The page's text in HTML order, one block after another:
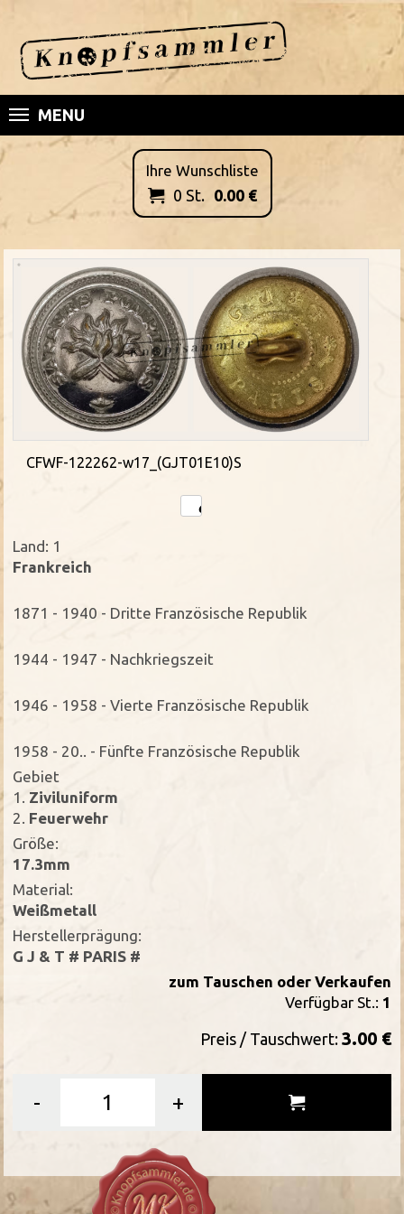
MENU
Ihre Wunschliste
 0 St. 0.00€
CFWF-122262-w17_(GJT01E10)S
Land: 1
Frankreich
1871 - 1940 - Dritte Französische Republik
1944 - 1947 - Nachkriegszeit
1946 - 1958 - Vierte Französische Republik
1958 - 20.. - Fünfte Französische Republik
Gebiet
1. Ziviluniform
2. Feuerwehr
Größe:
17.3mm
Material:
Weißmetall
Herstellerprägung:
G J & T # PARIS #
zum Tauschen oder Verkaufen
Verfügbar St.: 1
Preis / Tauschwert: 3.00 €
- +